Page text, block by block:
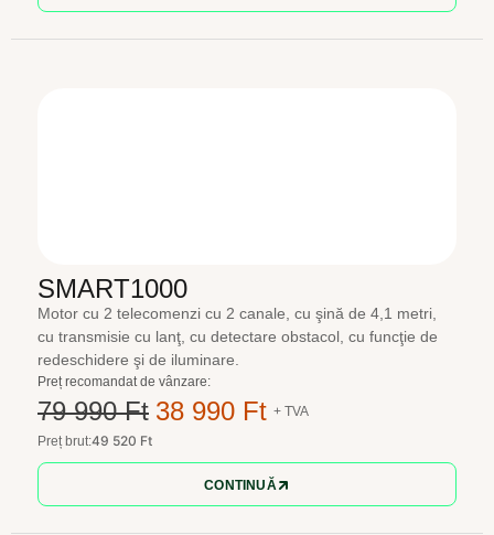
SMART1000
Motor cu 2 telecomenzi cu 2 canale, cu şină de 4,1 metri,
cu transmisie cu lanţ, cu detectare obstacol, cu funcţie de
redeschidere şi de iluminare.
Preț recomandat de vânzare:
79 990 Ft 38 990 Ft + TVA
Preț brut:49 520 Ft
CONTINUĂ